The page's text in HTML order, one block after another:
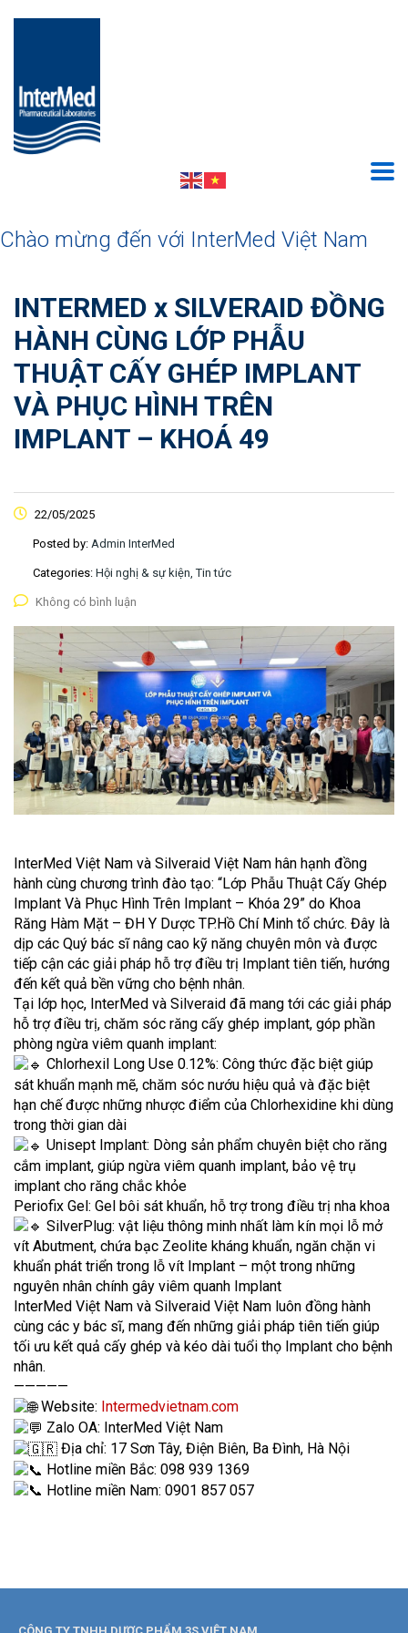
Chào mừng đến với InterMed Việt Nam
INTERMED x SILVERAID ĐỒNG
HÀNH CÙNG LỚP PHẪU
THUẬT CẤY GHÉP IMPLANT
VÀ PHỤC HÌNH TRÊN
IMPLANT – KHOÁ 49
22/05/2025
Posted by: Admin InterMed
Categories: Hội nghị & sự kiện, Tin tức
Không có bình luận
InterMed Việt Nam và Silveraid Việt Nam hân hạnh đồng
hành cùng chương trình đào tạo: “Lớp Phẫu Thuật Cấy Ghép
Implant Và Phục Hình Trên Implant – Khóa 29” do Khoa
Răng Hàm Mặt – ĐH Y Dược TP.Hồ Chí Minh tổ chức. Đây là
dịp các Quý bác sĩ nâng cao kỹ năng chuyên môn và được
tiếp cận các giải pháp hỗ trợ điều trị Implant tiên tiến, hướng
đến kết quả bền vững cho bệnh nhân.
Tại lớp học, InterMed và Silveraid đã mang tới các giải pháp
hỗ trợ điều trị, chăm sóc răng cấy ghép implant, góp phần
phòng ngừa viêm quanh implant:
Chlorhexil Long Use 0.12%: Công thức đặc biệt giúp
sát khuẩn mạnh mẽ, chăm sóc nướu hiệu quả và đặc biệt
hạn chế được những nhược điểm của Chlorhexidine khi dùng
trong thời gian dài
Unisept Implant: Dòng sản phẩm chuyên biệt cho răng
cắm implant, giúp ngừa viêm quanh implant, bảo vệ trụ
implant cho răng chắc khỏe
Periofix Gel: Gel bôi sát khuẩn, hỗ trợ trong điều trị nha khoa
SilverPlug: vật liệu thông minh nhất làm kín mọi lỗ mở
vít Abutment, chứa bạc Zeolite kháng khuẩn, ngăn chặn vi
khuẩn phát triển trong lỗ vít Implant – một trong những
nguyên nhân chính gây viêm quanh Implant
InterMed Việt Nam và Silveraid Việt Nam luôn đồng hành
cùng các y bác sĩ, mang đến những giải pháp tiên tiến giúp
tối ưu kết quả cấy ghép và kéo dài tuổi thọ Implant cho bệnh
nhân.
—————
Website: Intermedvietnam.com
Zalo OA: InterMed Việt Nam
Địa chỉ: 17 Sơn Tây, Điện Biên, Ba Đình, Hà Nội
Hotline miền Bắc: 098 939 1369
Hotline miền Nam: 0901 857 057